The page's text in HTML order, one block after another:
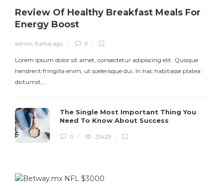
Review Of Healthy Breakfast Meals For
Energy Boost
admin, 9 años ago 0
Lorem ipsum dolor sit amet, consectetur adipiscing elit. Quisque
hendrerit fringilla enim, ut scelerisque dui. In hac habitasse platea
dictumst….
The Single Most Important Thing You
Need To Know About Success
0 33429